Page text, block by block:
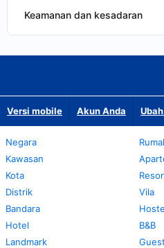
Keamanan dan kesadaran
Versi mobile Akun Anda
Negara
Kawasan
Kota
Distrik
Bandara
Hotel
Landmark
Resor
Vila
B&B